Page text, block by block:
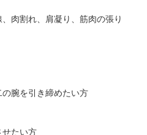
肉割れ、肩凝り、筋肉の張り
の腕を引き締めたい方
せたい方